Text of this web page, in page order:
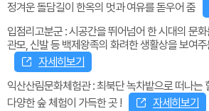
정겨운 돌담길이 한옥의 멋과 여유를 돋우어 줌
입점리고분군 : 시공간을 뛰어넘어 한 시대의 문
관모, 신발 등 백제왕족의 화려한 생활상을 보여
자세히보기
익산산림문화체험관 : 최북단 녹차밭으로 떠나는
다양한 숲 체험이 가득한 곳 !
자세히보기